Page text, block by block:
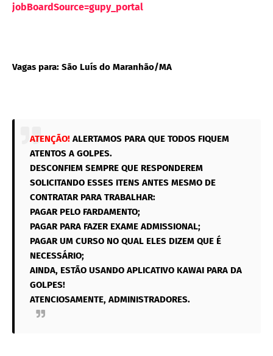
jobBoardSource=gupy_portal
Vagas para: São Luís do Maranhão/MA
ATENÇÃO! ALERTAMOS PARA QUE TODOS FIQUEM
ATENTOS A GOLPES.
DESCONFIEM SEMPRE QUE RESPONDEREM
SOLICITANDO ESSES ITENS ANTES MESMO DE
CONTRATAR PARA TRABALHAR:
PAGAR PELO FARDAMENTO;
PAGAR PARA FAZER EXAME ADMISSIONAL;
PAGAR UM CURSO NO QUAL ELES DIZEM QUE É
NECESSÁRIO;
AINDA, ESTÃO USANDO APLICATIVO KAWAI PARA DA
GOLPES!
ATENCIOSAMENTE, ADMINISTRADORES.